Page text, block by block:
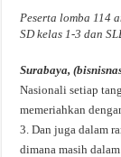
Peserta lomba 114
SD kelas 1-3 dan
Surabaya,
Nasionali setiap
memeriahkan
3. Dan juga dalam
dimana masih